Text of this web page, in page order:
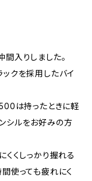
入りしました。
クを採用したバイ
は持ったときに軽
シルをお好みの方
くくしっかり握れる
使っても疲れにく